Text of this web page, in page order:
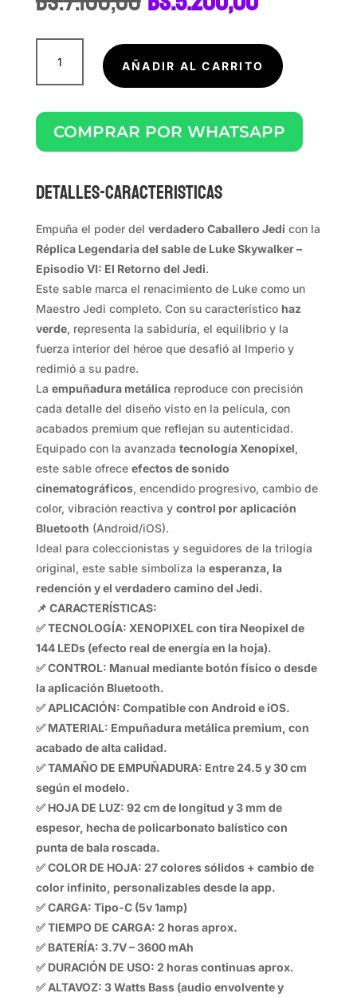
precio
original
era:
Bs.7.100,00.
precio
actual
es:
LUKE
SKYWALKER
(EP.
cantidad
AÑADIR AL CARRITO
COMPRAR POR WHATSAPP
DETALLES-CARACTERISTICAS
Empuña el poder del verdadero Caballero Jedi con la
Réplica Legendaria del sable de Luke Skywalker –
Episodio VI: El Retorno del Jedi.
Este sable marca el renacimiento de Luke como un
Maestro Jedi completo. Con su característico haz
verde, representa la sabiduría, el equilibrio y la
fuerza interior del héroe que desafió al Imperio y
redimió a su padre.
La empuñadura metálicareproduce con precisión
cada detalle del diseño visto en la película, con
acabados premium que reflejan su autenticidad.
Equipado con la avanzada tecnología Xenopixel,
este sable ofrece efectos de sonido
cinematográficos, encendido progresivo, cambio de
color, vibración reactiva y control por aplicación
Bluetooth (Android/iOS).
Ideal para coleccionistas y seguidores de la trilogía
original, este sable simboliza la esperanza, la
redención y el verdadero camino del Jedi.
📌 CARACTERÍSTICAS:
✅ TECNOLOGÍA: XENOPIXEL con tira Neopixel de
144 LEDs (efecto real de energía en la hoja).
✅ CONTROL: Manual mediante botón físico o desde
la aplicación Bluetooth.
✅ APLICACIÓN: Compatible con Android e iOS.
✅ MATERIAL: Empuñadura metálica premium, con
acabado de alta calidad.
✅ TAMAÑO DE EMPUÑADURA: Entre 24.5 y 30 cm
según el modelo.
✅ HOJA DE LUZ: 92 cm de longitud y 3 mm de
espesor, hecha de policarbonato balístico con
punta de bala roscada.
✅ COLOR DE HOJA: 27 colores sólidos + cambio de
color infinito, personalizables desde la app.
✅ CARGA: Tipo-C (5v 1amp)
✅ TIEMPO DE CARGA: 2 horas aprox.
✅ BATERÍA: 3.7V – 3600 mAh
✅ DURACIÓN DE USO: 2 horas continuas aprox.
✅ ALTAVOZ: 3 Watts Bass (audio envolvente y